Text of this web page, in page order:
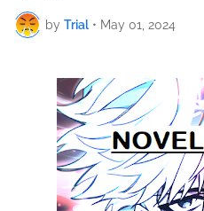
by Trial • May 01, 2024